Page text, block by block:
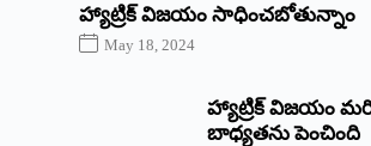
హ్యాట్రిక్‌ విజయం సాధించబోతున్నాం
May 18, 2024
హ్యాట్రిక్ విజయం
బాధ్యతను పెంచింది